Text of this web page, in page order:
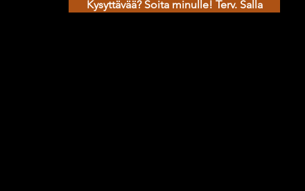
Kysyttävää? Soita minulle! Terv. Salla